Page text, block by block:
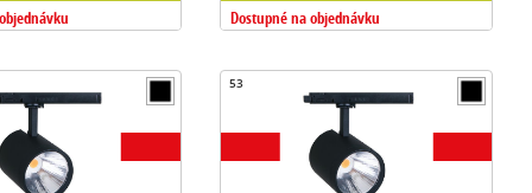
Dostupné na objednávku
53